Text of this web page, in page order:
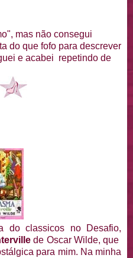
mas não consegui
do que fofo para descrever
e acabei repetindo de
do classicos no Desafio,
de Oscar Wilde, que
para mim. Na minha